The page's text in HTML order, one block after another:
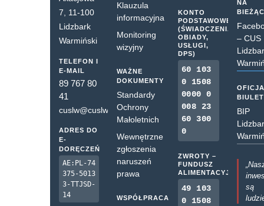
7, 11-100
Lidzbark
Warmiński
TELEFON I
E-MAIL
89 767 80
41
cuslw@cuslw.pl
ADRES DO
E-
DORĘCZEŃ
AE:PL-74
375-5013
3-TTJSD-
14
Klauzula
informacyjna
Monitoring
wizyjny
WAŻNE
DOKUMENTY
Standardy
Ochrony
Małoletnich
Wewnętrzne
zgłoszenia
naruszeń
prawa
WSPÓŁPRACA
KONTO
PODSTAWOWE
(ŚWIADCZENIA,
OBIADY,
USŁUGI,
DPS)
60 103
0 1508
0000 0
008 23
60 300
0
ZWROTY –
FUNDUSZ
ALIMENTACYJNY
49 103
0 1508
NA
– CUS
BIP
są